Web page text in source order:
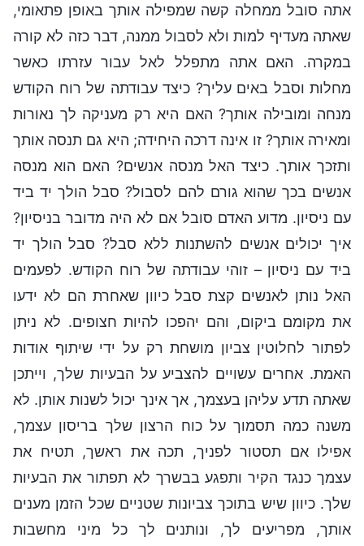
אתה סובל ממחלה קשה שמפילה אותך באופן פתאומי,
שאתה מעדיף למות ולא לסבול ממנה, דבר כזה לא קורה
במקרה. האם אתה מתפלל לאל עבור עזרתו כאשר
מחלות וסבל באים עליך? כיצד עבודתה של רוח הקודש
מנחה ומובילה אותך? האם היא רק מעניקה לך נאורות
ומאירה אותך? זו אינה דרכה היחידה; היא גם תנסה אותך
ותזכך אותך. כיצד האל מנסה אנשים? האם הוא מנסה
אנשים בכך שהוא גורם להם לסבול? סבל הולך יד ביד
עם ניסיון. מדוע האדם סובל אם לא היה מדובר בניסיון?
איך יכולים אנשים להשתנות ללא סבל? סבל הולך יד
ביד עם ניסיון – זוהי עבודתה של רוח הקודש. לפעמים
האל נותן לאנשים קצת סבל כיוון שאחרת הם לא ידעו
את מקומם ביקום, והם יהפכו להיות חצופים. לא ניתן
לפתור לחלוטין צביון מושחת רק על ידי שיתוף אודות
האמת. אחרים עשויים להצביע על הבעיות שלך, וייתכן
שאתה תדע עליהן בעצמך, אך אינך יכול לשנות אותן. לא
משנה כמה תסמוך על כוח הרצון שלך בריסון עצמך,
אפילו אם תסטור לפניך, תכה את ראשך, תטיח את
עצמך כנגד הקיר ותפגע בבשרך לא תפתור את הבעיות
שלך. כיוון שיש בתוכך צביונות שטניים שכל הזמן מענים
אותך, מפריעים לך, ונותנים לך כל מיני מחשבות